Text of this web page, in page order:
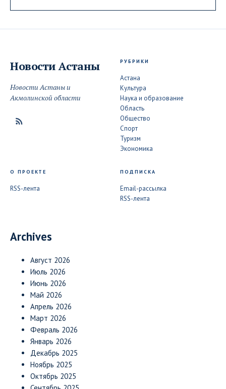
Новости Астаны
Новости Астаны и
Акмолинской области
РУБРИКИ
Астана
Культура
Наука и образование
Область
Общество
Спорт
Туризм
Экономика
О ПРОЕКТЕ
RSS-лента
ПОДПИСКА
Email-рассылка
RSS-лента
Archives
Август 2026
Июль 2026
Июнь 2026
Май 2026
Апрель 2026
Март 2026
Февраль 2026
Январь 2026
Декабрь 2025
Ноябрь 2025
Октябрь 2025